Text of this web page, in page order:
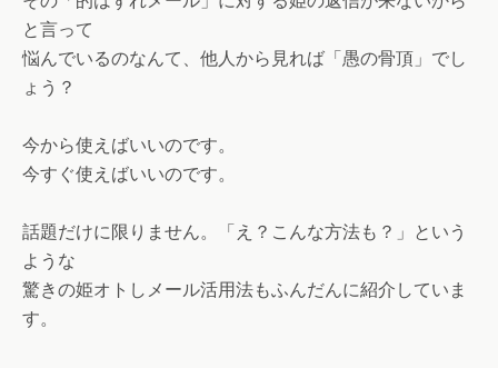
と言って
悩んでいるのなんて、他人から見れば「愚の骨頂」でし
ょう？
今から使えばいいのです。
今すぐ使えばいいのです。
話題だけに限りません。「え？こんな方法も？」という
ような
驚きの姫オトしメール活用法もふんだんに紹介していま
す。